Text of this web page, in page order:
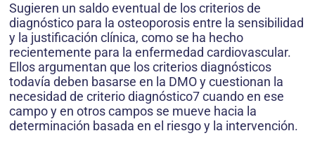
Sugieren un saldo eventual de los criterios de
diagnóstico para la osteoporosis entre la sensibilidad
y la justificación clínica, como se ha hecho
recientemente para la enfermedad cardiovascular.
Ellos argumentan que los criterios diagnósticos
todavía deben basarse en la DMO y cuestionan la
necesidad de criterio diagnóstico7 cuando en ese
campo y en otros campos se mueve hacia la
determinación basada en el riesgo y la intervención.